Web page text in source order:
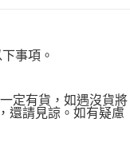
並採取法律行動。
事項。
定有貨，如遇沒貨將
還請見諒。如有疑慮